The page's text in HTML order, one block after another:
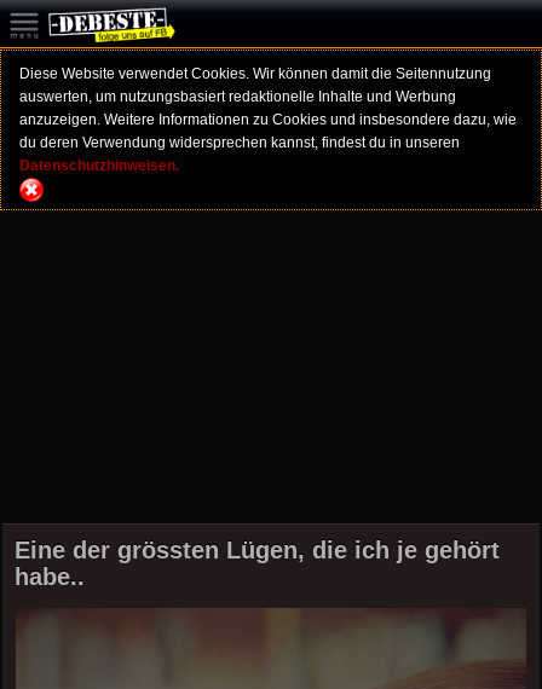
Diese Website verwendet Cookies. Wir können damit die Seitennutzung
auswerten, um nutzungsbasiert redaktionelle Inhalte und Werbung
anzuzeigen. Weitere Informationen zu Cookies und insbesondere dazu, wie
du deren Verwendung widersprechen kannst, findest du in unseren
Datenschutzhinweisen.
Eine der grössten Lügen, die ich je gehört
habe..